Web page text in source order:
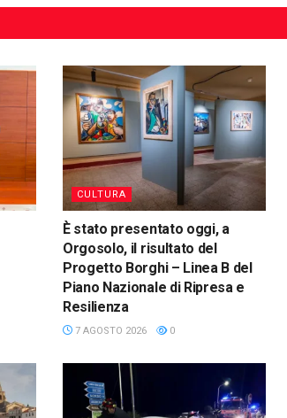
CULTURA
È stato presentato oggi, a
Orgosolo, il risultato del
Progetto Borghi – Linea B del
Piano Nazionale di Ripresa e
Resilienza
7 AGOSTO 2026 0